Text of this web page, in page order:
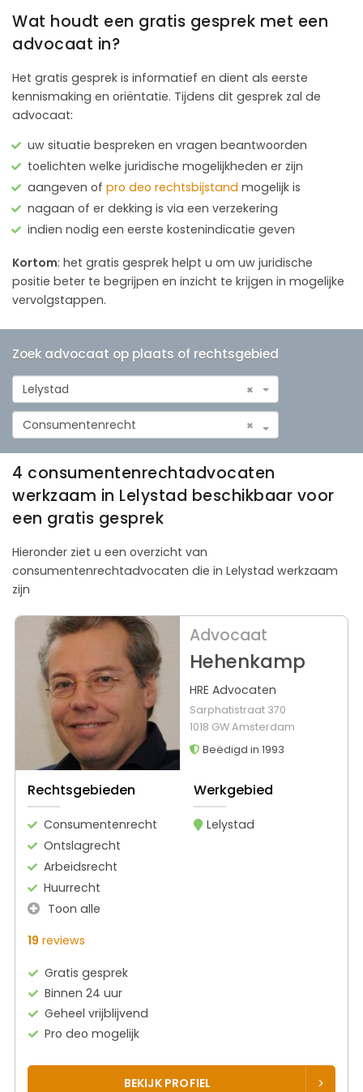
Wat houdt een gratis gesprek met een
advocaat in?
Het gratis gesprek is informatief en dient als eerste
kennismaking en oriëntatie. Tijdens dit gesprek zal de
advocaat:
uw situatie bespreken en vragen beantwoorden
toelichten welke juridische mogelijkheden er zijn
aangeven of pro deo rechtsbijstand mogelijk is
nagaan of er dekking is via een verzekering
indien nodig een eerste kostenindicatie geven
Kortom: het gratis gesprek helpt u om uw juridische
positie beter te begrijpen en inzicht te krijgen in mogelijke
vervolgstappen.
Zoek advocaat op plaats of rechtsgebied
×
Lelystad
×
Consumentenrecht
4 consumentenrechtadvocaten
werkzaam in Lelystad beschikbaar voor
een gratis gesprek
Hieronder ziet u een overzicht van
consumentenrechtadvocaten die in Lelystad werkzaam
zijn
Advocaat
Hehenkamp
HRE Advocaten
Sarphatistraat 370
1018 GW Amsterdam
Beëdigd in 1993
Rechtsgebieden
Consumentenrecht
Ontslagrecht
Arbeidsrecht
Huurrecht
Toon alle
Werkgebied
Lelystad
19 reviews
Gratis gesprek
Binnen 24 uur
Geheel vrijblijvend
Pro deo mogelijk
BEKIJK PROFIEL